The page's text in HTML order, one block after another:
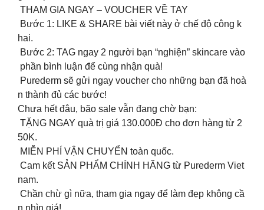
THAM GIA NGAY – VOUCHER VỀ TAY
Bước 1: LIKE & SHARE bài viết này ở chế độ công k
hai.
Bước 2: TAG ngay 2 người bạn “nghiện” skincare vào
phần bình luận để cùng nhận quà!
️ Purederm sẽ gửi ngay voucher cho những bạn đã hoà
n thành đủ các bước!
Chưa hết đâu, bão sale vẫn đang chờ bạn:
TẶNG NGAY quà trị giá 130.000Đ cho đơn hàng từ 2
50K.
MIỄN PHÍ VẬN CHUYỂN toàn quốc.
Cam kết SẢN PHẨM CHÍNH HÃNG từ Purederm Viet
nam.
Chần chừ gì nữa, tham gia ngay để làm đẹp không cầ